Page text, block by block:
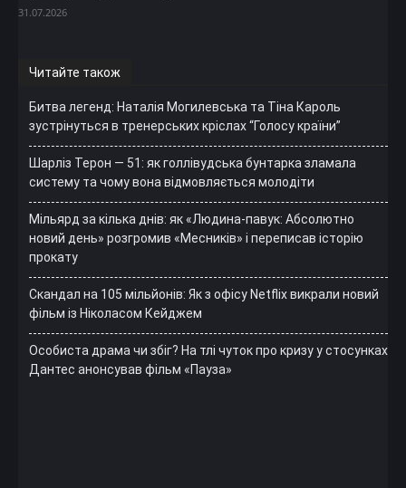
31.07.2026
Читайте також
Битва легенд: Наталія Могилевська та Тіна Кароль
зустрінуться в тренерських кріслах “Голосу країни”
Шарліз Терон — 51: як голлівудська бунтарка зламала
систему та чому вона відмовляється молодіти
Мільярд за кілька днів: як «Людина-павук: Абсолютно
новий день» розгромив «Месників» і переписав історію
прокату
Скандал на 105 мільйонів: Як з офісу Netflix викрали новий
фільм із Ніколасом Кейджем
Особиста драма чи збіг? На тлі чуток про кризу у стосунках
Дантес анонсував фільм «Пауза»